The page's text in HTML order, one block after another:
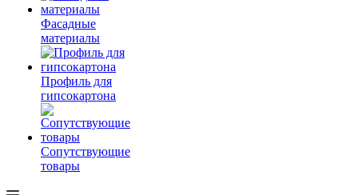
Фасадные
материалы
Профиль для
гипсокартона
Сопутствующие
товары